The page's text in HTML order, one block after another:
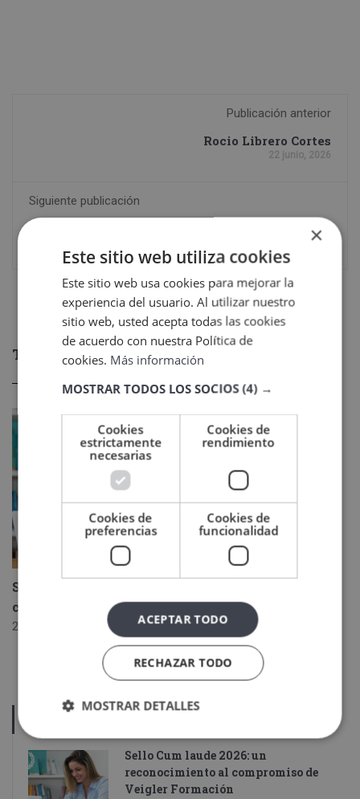
Publicación anterior
Rocio Librero Cortes
22 junio, 2026
Siguiente publicación
TAMBIÉN TE PUEDE INTERESAR
Sello Cum laude 2026: un reconocimiento al
compromiso de Veigler Formación
22 junio, 2026
Sello Cum laude 2026: un
reconocimiento al compromiso de
Veigler Formación
×
Este sitio web utiliza cookies
Este sitio web usa cookies para mejorar la
experiencia del usuario. Al utilizar nuestro
sitio web, usted acepta todas las cookies
de acuerdo con nuestra Política de
cookies. Más información
MOSTRAR TODOS LOS SOCIOS(4) →
Cookies
estrictamente
necesarias
Cookies de
rendimiento
Cookies de
preferencias
Cookies de
funcionalidad
ACEPTAR TODO
RECHAZAR TODO
MOSTRAR DETALLES